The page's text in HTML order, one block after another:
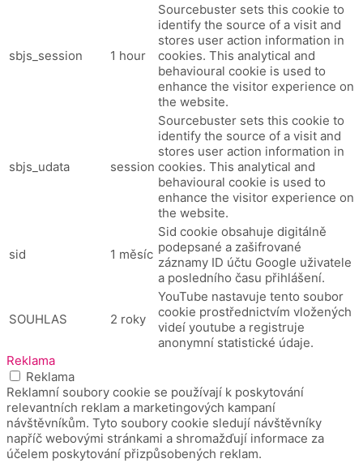
sbjs_session 1 hour
Sourcebuster sets this cookie to
identify the source of a visit and
stores user action information in
cookies. This analytical and
behavioural cookie is used to
enhance the visitor experience on
the website.
sbjs_udata session
Sourcebuster sets this cookie to
identify the source of a visit and
stores user action information in
cookies. This analytical and
behavioural cookie is used to
enhance the visitor experience on
the website.
sid 1 měsíc
Sid cookie obsahuje digitálně
podepsané a zašifrované
záznamy ID účtu Google uživatele
a posledního času přihlášení.
SOUHLAS 2 roky
YouTube nastavuje tento soubor
cookie prostřednictvím vložených
videí youtube a registruje
anonymní statistické údaje.
Reklama
Reklama
Reklamní soubory cookie se používají k poskytování
relevantních reklam a marketingových kampaní
návštěvníkům. Tyto soubory cookie sledují návštěvníky
napříč webovými stránkami a shromažďují informace za
účelem poskytování přizpůsobených reklam.